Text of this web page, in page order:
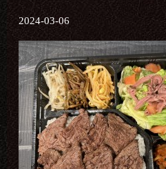
2024-03-06